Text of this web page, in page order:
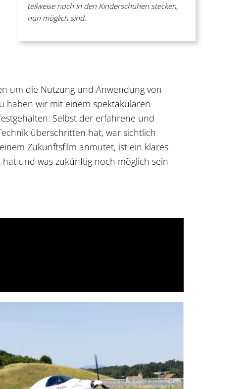
teilweise noch in den Kinderschuhen stecken,
nun möglich sind.
um die Nutzung und Anwendung von
haben wir mit einem spektakulären
Selbst der erfahrene und
überschritten hat, war sichtlich
Zukunftsfilm anmutet, ist ein klares
und was zukünftig noch möglich sein